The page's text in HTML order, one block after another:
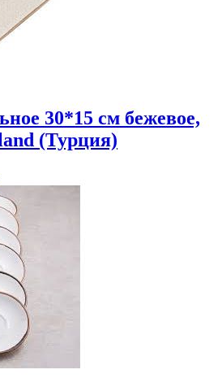
30*15 см бежевое,
(Турция)